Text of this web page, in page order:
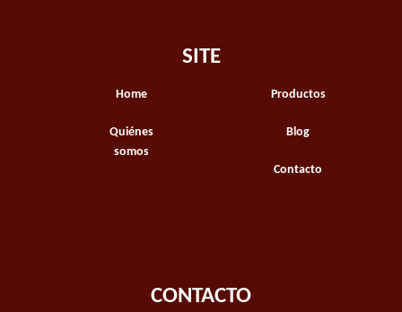
SITE
Home
Quiénes
somos
Productos
Blog
Contacto
CONTACTO